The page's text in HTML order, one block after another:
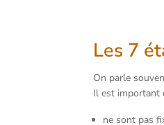
Les 7
On parle
Il est important
ne sont pas